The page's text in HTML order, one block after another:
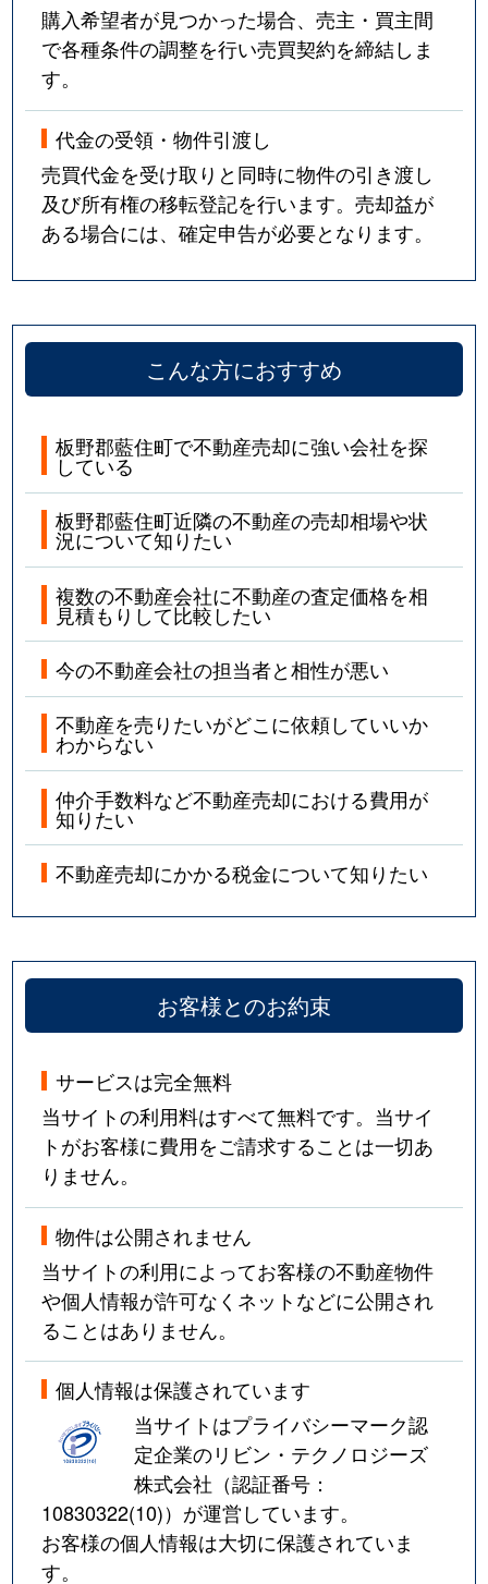
購入希望者が見つかった場合、売主・買主間
で各種条件の調整を行い売買契約を締結しま
す。
代金の受領・物件引渡し
売買代金を受け取りと同時に物件の引き渡し
及び所有権の移転登記を行います。売却益が
ある場合には、確定申告が必要となります。
こんな方におすすめ
板野郡藍住町で不動産売却に強い会社を探
している
板野郡藍住町近隣の不動産の売却相場や状
況について知りたい
複数の不動産会社に不動産の査定価格を相
見積もりして比較したい
今の不動産会社の担当者と相性が悪い
不動産を売りたいがどこに依頼していいか
わからない
仲介手数料など不動産売却における費用が
知りたい
不動産売却にかかる税金について知りたい
お客様とのお約束
サービスは完全無料
当サイトの利用料はすべて無料です。当サイ
トがお客様に費用をご請求することは一切あ
りません。
物件は公開されません
当サイトの利用によってお客様の不動産物件
や個人情報が許可なくネットなどに公開され
ることはありません。
個人情報は保護されています
当サイトはプライバシーマーク認
定企業のリビン・テクノロジーズ
株式会社（認証番号：
10830322(10)）が運営しています。
お客様の個人情報は大切に保護されていま
す。